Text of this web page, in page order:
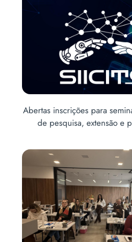
Abertas inscrições para
2ª